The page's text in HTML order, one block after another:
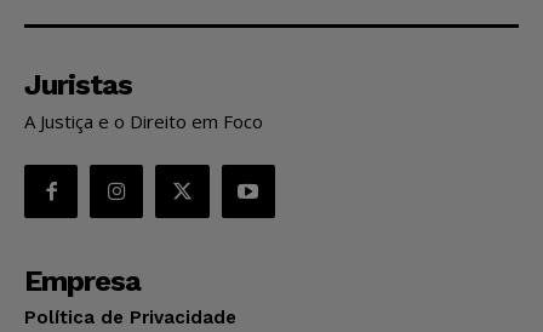
Juristas
A Justiça e o Direito em Foco
Empresa
Política de Privacidade